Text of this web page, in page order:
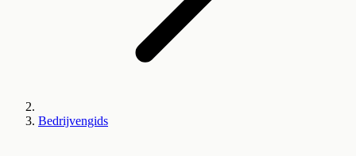
Bedrijvengids